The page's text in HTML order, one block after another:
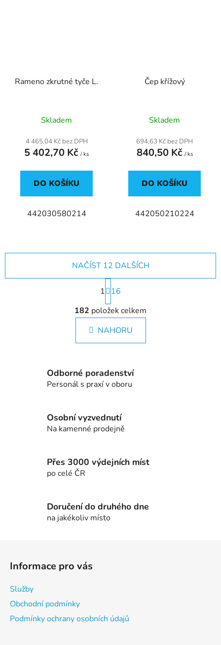
Rameno zkrutné tyče L.
Skladem
4 465,04 Kč bez DPH
5 402,70 Kč / ks
DO KOŠÍKU
442030580214
Čep křížový
Skladem
694,63 Kč bez DPH
840,50 Kč / ks
DO KOŠÍKU
442050210224
O
v
l
á
d
í
p
k
y
p
NAČÍST 12 DALŠÍCH
S
t
r
á
n
k
í
1
16
182 položek celkem
NAHORU
Odborné poradenství
Personál s praxí v oboru
Osobní vyzvednutí
Na kamenné prodejně
Přes 3000 výdejních míst
po celé ČR
Doručení do druhého dne
na jakékoliv místo
Informace pro vás
Služby
Obchodní podmínky
Podmínky ochrany osobních údajů